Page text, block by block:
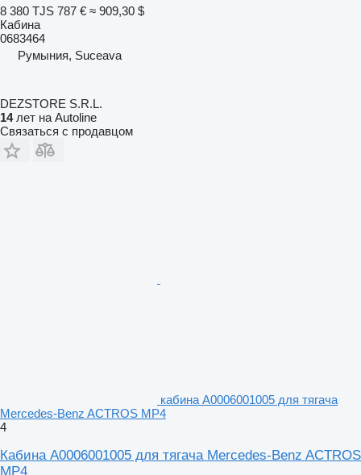
8 380 TJS 787 € ≈ 909,30 $
Кабина
0683464
Румыния, Suceava
DEZSTORE S.R.L.
14лет на Autoline
Связаться с продавцом
кабина A0006001005 для тягача
Mercedes-Benz ACTROS MP4
4
Кабина A0006001005 для тягача Mercedes-Benz ACTROS
MP4